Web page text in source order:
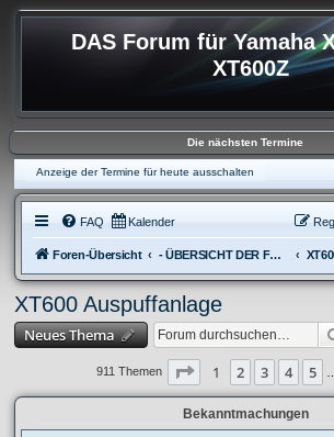
DAS Forum für Yamaha
XT600Z
Die nächsten Termine
Anzeige der Termine für heute ausschalten
FAQ Kalender
Foren-Übersicht - ÜBERSICHT DER FOREN XT600
XT600 Auspuffanlage
Neues Thema
911 Themen Seite 1von 37
1 2 3 4 5
Bekanntmachungen